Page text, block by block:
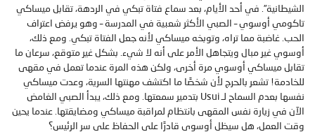
الحلقة 18
الحلقة 19
الحلقة 20
الحلقة 21
الحلقة 22
الحلقة 23
الشيطانية”. في أحد الأيام، بعد سماع فتاة تبكي في الردهة، تقابل ميساكي
تاكومي أوسوي – الصبي الأكثر شعبية في المدرسة – وهو يرفض اعتراف
الحب. غاضبة مما تراه، وتوبخه ميساكي لأنه جعل الفتاة تبكي. ومع ذلك،
أوسوي غير مبال ويتجاهل الأمر على أنه لا شيء. بشكل غير متوقع، سرعان ما
تقابل ميساكي أوسوي مرة أخرى، ولكن هذه المرة عندما تعمل في مقهى
للخادمة! تشعر بالحرج لأن شخصًا ما اكتشف مهنتها السرية، وعدت ميساكي
نفسها بعدم السماح لـ Usui بتدمير سمعتها. ومع ذلك، يبدأ الصبي الغامض
الآن في زيارة نفس المقهى بانتظام لمراقبة ميساكي ومضايقتها. عندما يحين
وقت العمل، هل سيظل أوسوي قادرًا على الحفاظ على سر الرئيس؟